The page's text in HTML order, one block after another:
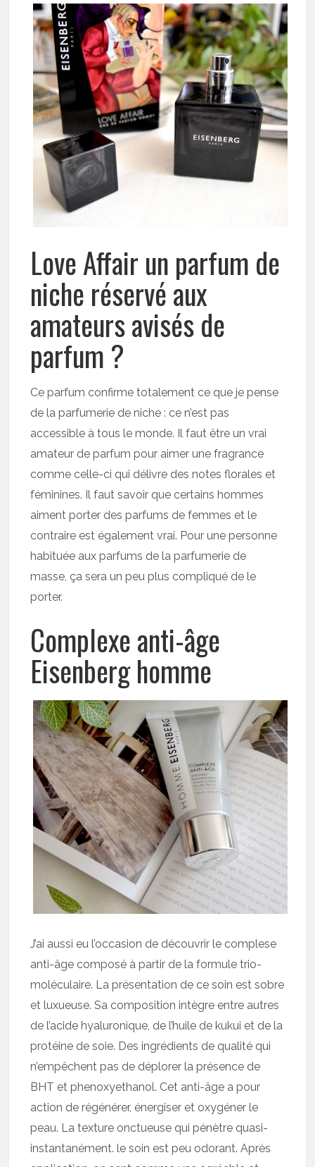
Love Affair un parfum de
niche réservé aux
amateurs avisés de
parfum ?
Ce parfum confirme totalement ce que je pense
de la parfumerie de niche : ce n’est pas
accessible à tous le monde. Il faut être un vrai
amateur de parfum pour aimer une fragrance
comme celle-ci qui délivre des notes florales et
féminines. Il faut savoir que certains hommes
aiment porter des parfums de femmes et le
contraire est également vrai. Pour une personne
habituée aux parfums de la parfumerie de
masse, ça sera un peu plus compliqué de le
porter.
Complexe anti-âge
Eisenberg homme
J’ai aussi eu l’occasion de découvrir le complese
anti-âge composé à partir de la formule trio-
moléculaire. La présentation de ce soin est sobre
et luxueuse. Sa composition intègre entre autres
de l’acide hyaluronique, de l’huile de kukui et de la
protéine de soie. Des ingrédients de qualité qui
n’empêchent pas de déplorer la présence de
BHT et phenoxyethanol. Cet anti-âge a pour
action de régénérer, énergiser et oxygéner le
peau. La texture onctueuse qui pénètre quasi-
instantanément. le soin est peu odorant. Après